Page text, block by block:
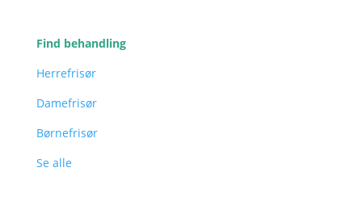
Find behandling
Herrefrisør
Damefrisør
Børnefrisør
Se alle